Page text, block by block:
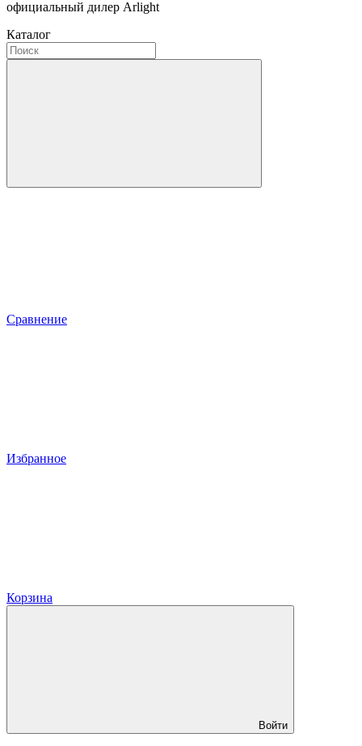
официальный дилер Arlight
Каталог
Сравнение
Избранное
Корзина
Войти